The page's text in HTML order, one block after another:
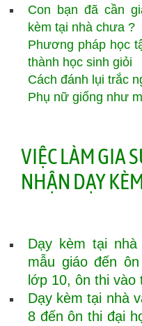
Con bạn đã cần
kèm tại nhà chưa ?
Phương pháp học
thành học sinh giỏi
Cách đánh lụi trắc
Phụ nữ giống như
VIỆC LÀM GIA
NHẬN DẠY
Dạy kèm tại
mẫu giáo đến
lớp 10, ôn thi
Dạy kèm tại nhà
8 đến ôn thi đại